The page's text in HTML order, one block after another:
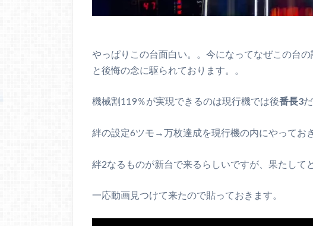
やっぱりこの台面白い。。今になってなぜこの台
と後悔の念に駆られております。。
機械割119％が実現できるのは現行機では後番長3
絆の設定6ツモ→万枚達成を現行機の内にやってお
絆2なるものが新台で来るらしいですが、果たして
一応動画見つけて来たので貼っておきます。